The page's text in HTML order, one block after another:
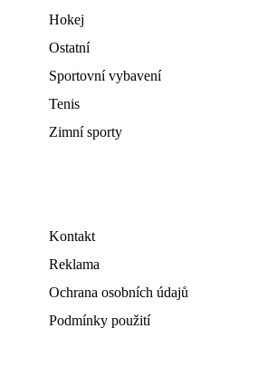
Hokej
Ostatní
Sportovní vybavení
Tenis
Zimní sporty
Kontakt
Reklama
Ochrana osobních údajů
Podmínky použití